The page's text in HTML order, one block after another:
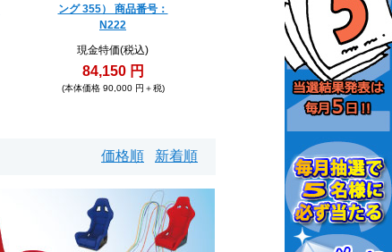
ング 355） 商品番号：
N222
現金特価(税込)
84,150 円
(本体価格 90,000 円＋税)
価格順 新着順